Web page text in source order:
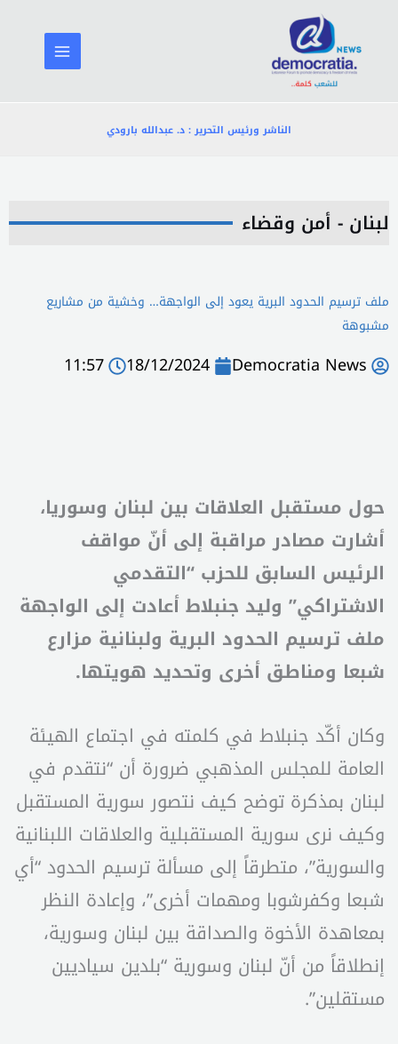
المحتوى
الناشر ورئيس التحرير : د. عبدالله بارودي
لبنان - أمن وقضاء
ملف ترسيم الحدود البرية يعود إلى الواجهة… وخشية من مشاريع
مشبوهة
Democratia News
18/12/2024
11:57
حول مستقبل العلاقات بين لبنان وسوريا،
أشارت مصادر مراقبة إلى أنّ مواقف
الرئيس السابق للحزب “التقدمي
الاشتراكي” وليد جنبلاط أعادت إلى الواجهة
ملف ترسيم الحدود البرية ولبنانية مزارع
شبعا ومناطق أخرى وتحديد هويتها.
وكان أكّد جنبلاط في كلمته في اجتماع الهيئة
العامة للمجلس المذهبي ضرورة أن “نتقدم في
لبنان بمذكرة توضح كيف نتصور سورية المستقبل
وكيف نرى سورية المستقبلية والعلاقات اللبنانية
والسورية”، متطرقاً إلى مسألة ترسيم الحدود “أي
شبعا وكفرشوبا ومهمات أخرى”، وإعادة النظر
بمعاهدة الأخوة والصداقة بين لبنان وسورية،
إنطلاقاً من أنّ لبنان وسورية “بلدين سياديين
مستقلين”.